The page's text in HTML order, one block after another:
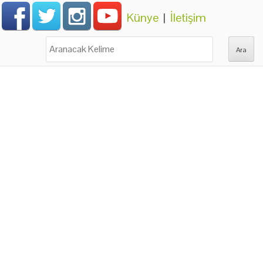
Künye | İletişim